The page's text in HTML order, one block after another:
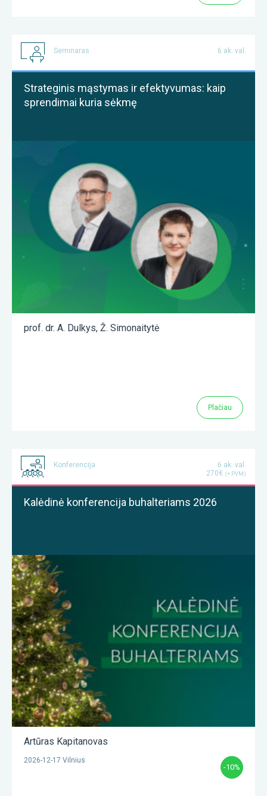
Seminaras 6 ak. val.
Strateginis mąstymas ir efektyvumas: kaip
sprendimai kuria sėkmę
prof. dr. A. Dulkys, Ž. Simonaitytė
Plačiau
Konferencija
6 ak. val.
270€ (+ PVM)
Kalėdinė konferencija buhalteriams 2026
Artūras Kapitanovas
2026-12-17 Vilnius
-10%